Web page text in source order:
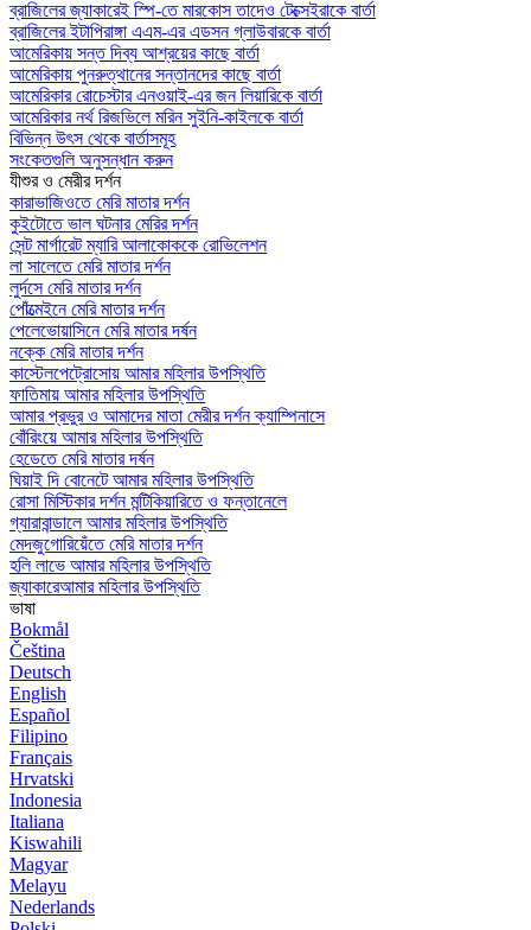
ব্রাজিলের জ্যাকারেই স্পি-তে মারকোস তাদেও টেক্সেইরাকে বার্তা
ব্রাজিলের ইটাপিরাঙ্গা এএম-এর এডসন গ্লাউবারকে বার্তা
আমেরিকায় সন্ত দিব্য আশ্রয়ের কাছে বার্তা
আমেরিকায় পুনরুত্থানের সন্তানদের কাছে বার্তা
আমেরিকার রোচেস্টার এনওয়াই-এর জন লিয়ারিকে বার্তা
আমেরিকার নর্থ রিজভিলে মরিন সুইনি-কাইলকে বার্তা
বিভিন্ন উৎস থেকে বার্তাসমূহ
সংকেতগুলি অনুসন্ধান করুন
যীশুর ও মেরীর দর্শন
কারাভাজিওতে মেরি মাতার দর্শন
কুইটোতে ভাল ঘটনার মেরির দর্শন
সেন্ট মার্গারেট ম্যারি আলাকোককে রোভিলেশন
লা সালেতে মেরি মাতার দর্শন
লুর্দসে মেরি মাতার দর্শন
পোঁত্মেইনে মেরি মাতার দর্শন
পেলেভোয়াসিনে মেরি মাতার দর্ষন
নক্কে মেরি মাতার দর্শন
কাস্টেলপেট্রোসোয় আমার মহিলার উপস্থিতি
ফাতিমায় আমার মহিলার উপস্থিতি
আমার প্রভুর ও আমাদের মাতা মেরীর দর্শন ক্যাম্পিনাসে
বোঁরিংয়ে আমার মহিলার উপস্থিতি
হেডেতে মেরি মাতার দর্ষন
ঘিয়াই দি বোনেটে আমার মহিলার উপস্থিতি
রোসা মিস্টিকার দর্শন মন্টিকিয়ারিতে ও ফন্তানেলে
গ্যারাবান্ডালে আমার মহিলার উপস্থিতি
মেদজুগোরিয়েঁতে মেরি মাতার দর্শন
হলি লাভে আমার মহিলার উপস্থিতি
জ্যাকারেআমার মহিলার উপস্থিতি
ভাষা
Bokmål
Čeština
Deutsch
English
Español
Filipino
Français
Hrvatski
Indonesia
Italiana
Kiswahili
Magyar
Melayu
Nederlands